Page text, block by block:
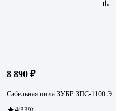
8 890 ₽
Сабельная пила ЗУБР ЗПС-1100 Э